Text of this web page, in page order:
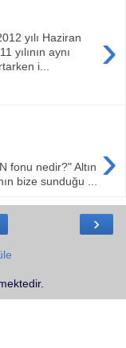
›
yılı Haziran
yılının aynı
i...
›
fonu nedir?" Altın
bize sunduğu ...
›